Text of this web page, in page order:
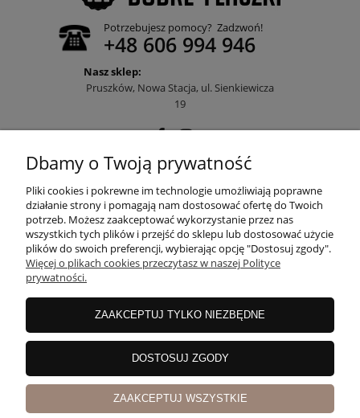
Potrzebujesz pomocy? Zadzwoń!
+48 606 994 946
Nasz sklep:
Pruszków, Nowa Stacja, ul. Sienkiewicza
19
POMOC
MOJE KONTO
PŁATNOŚCI I DOSTAWA
INFORMACJE
O NAS
Dbamy o Twoją prywatność
Pliki cookies i pokrewne im technologie umożliwiają poprawne
działanie strony i pomagają nam dostosować ofertę do Twoich
potrzeb. Możesz zaakceptować wykorzystanie przez nas
wszystkich tych plików i przejść do sklepu lub dostosować użycie
plików do swoich preferencji, wybierając opcję "Dostosuj zgody".
Więcej o plikach cookies przeczytasz w naszej Polityce
prywatności.
ZAAKCEPTUJ TYLKO NIEZBĘDNE
DOSTOSUJ ZGODY
ZAAKCEPTUJ WSZYSTKIE